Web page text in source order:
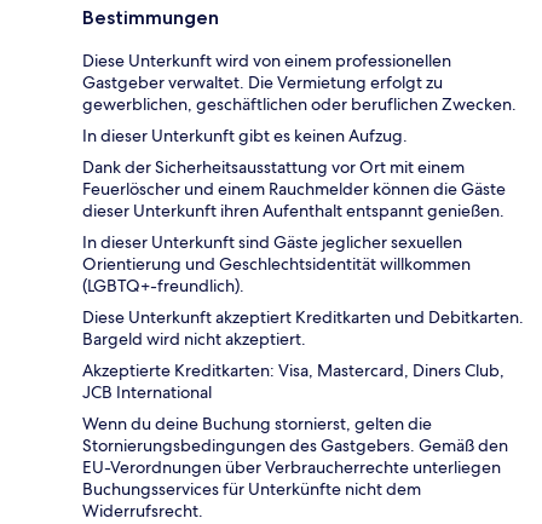
Bestimmungen
Diese Unterkunft wird von einem professionellen
Gastgeber verwaltet. Die Vermietung erfolgt zu
gewerblichen, geschäftlichen oder beruflichen Zwecken.
In dieser Unterkunft gibt es keinen Aufzug.
Dank der Sicherheitsausstattung vor Ort mit einem
Feuerlöscher und einem Rauchmelder können die Gäste
dieser Unterkunft ihren Aufenthalt entspannt genießen.
In dieser Unterkunft sind Gäste jeglicher sexuellen
Orientierung und Geschlechtsidentität willkommen
(LGBTQ+-freundlich).
Diese Unterkunft akzeptiert Kreditkarten und Debitkarten.
Bargeld wird nicht akzeptiert.
Akzeptierte Kreditkarten: Visa, Mastercard, Diners Club,
JCB International
Wenn du deine Buchung stornierst, gelten die
Stornierungsbedingungen des Gastgebers. Gemäß den
EU-Verordnungen über Verbraucherrechte unterliegen
Buchungsservices für Unterkünfte nicht dem
Widerrufsrecht.